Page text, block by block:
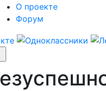
О проекте
Форум